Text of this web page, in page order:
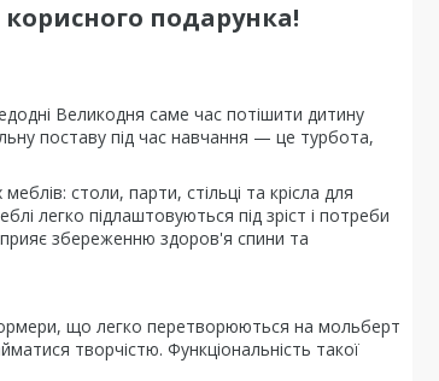
подарунка!
Великодня саме час потішити дитину
поставу під час навчання — це турбота,
столи, парти, стільці та крісла для
легко підлаштовуються під зріст і потреби
збереженню здоров'я спини та
що легко перетворюються на мольберт
творчістю. Функціональність такої